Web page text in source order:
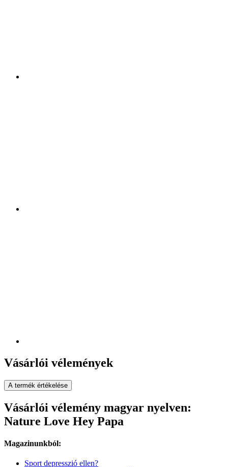
Vásárlói vélemények
A termék értékelése
Vásárlói vélemény magyar nyelven:
Nature Love Hey Papa
Magazinunkból:
Sport depresszió ellen?